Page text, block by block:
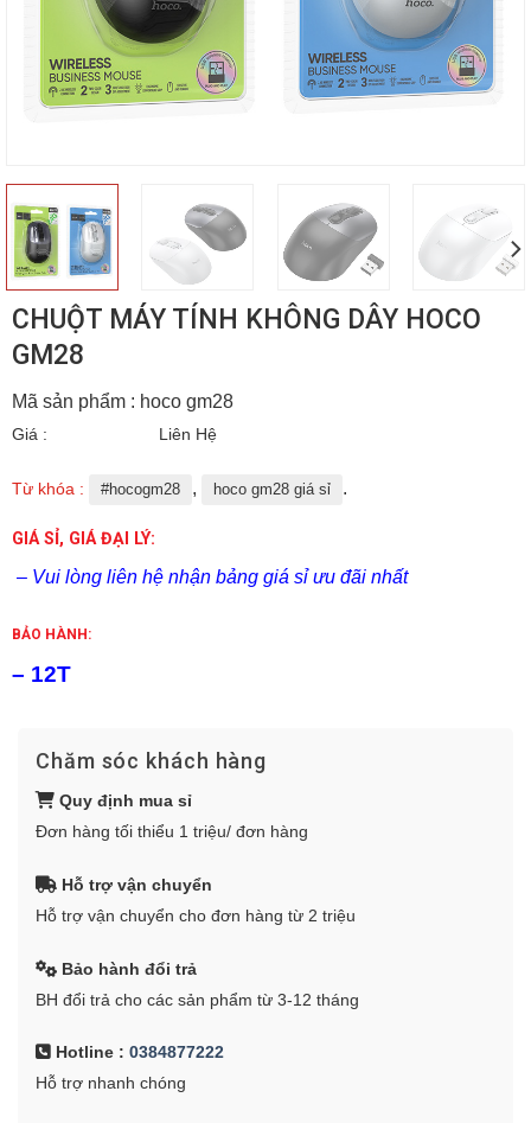
CHUỘT MÁY TÍNH KHÔNG DÂY HOCO
GM28
Mã sản phẩm : hoco gm28
Giá : Liên Hệ
Từ khóa : #hocogm28 , hoco gm28 giá sỉ .
GIÁ SỈ, GIÁ ĐẠI LÝ:
– Vui lòng liên hệ nhận bảng giá sỉ ưu đãi nhất
BẢO HÀNH:
– 12T
Chăm sóc khách hàng
Quy định mua sỉ
Đơn hàng tối thiểu 1 triệu/ đơn hàng
Hỗ trợ vận chuyển
Hỗ trợ vận chuyển cho đơn hàng từ 2 triệu
Bảo hành đổi trả
BH đổi trả cho các sản phẩm từ 3-12 tháng
Hotline : 0384877222
Hỗ trợ nhanh chóng